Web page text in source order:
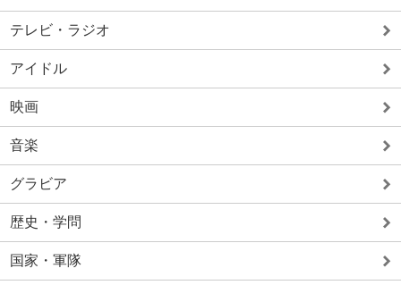
テレビ・ラジオ
アイドル
映画
音楽
グラビア
歴史・学問
国家・軍隊